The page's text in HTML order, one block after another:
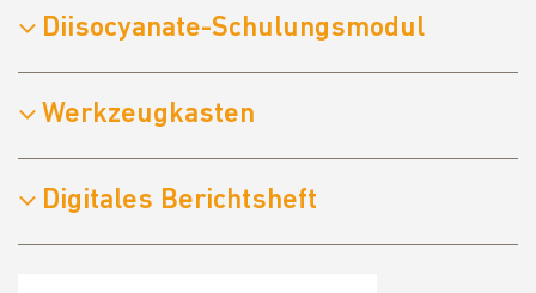
Diisocyanate-Schulungsmodul
Werkzeugkasten
Digitales Berichtsheft